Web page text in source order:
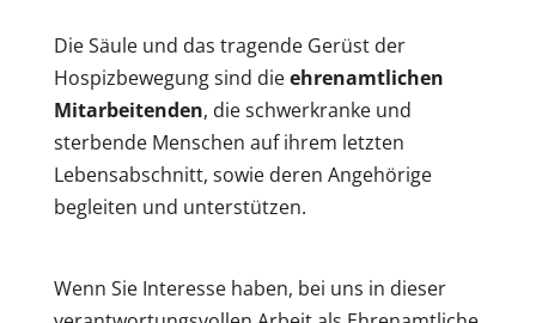
Die Säule und das tragende Gerüst der
Hospizbewegung sind dieehrenamtlichen
Mitarbeitenden, die schwerkranke und
sterbende Menschen auf ihrem letzten
Lebensabschnitt, sowie deren Angehörige
begleiten und unterstützen.
Wenn Sie Interesse haben, bei uns in dieser